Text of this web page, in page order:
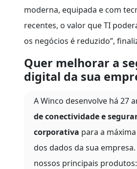
moderna, equipada e com
recentes, o valor que TI
os negócios é reduzido”,
Quer melhorar a
digital da sua
A Winco desenvolve há 27
de conectividade e
corporativa para a
dos dados da sua empresa.
nossos principais produtos: